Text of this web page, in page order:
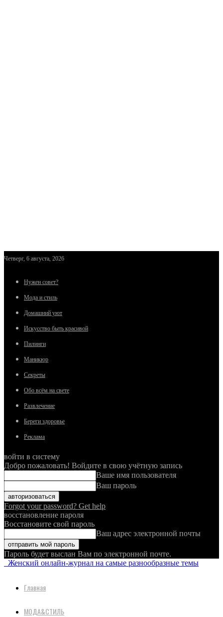
Четверг, 6 августа, 2026
Нужен совет?
Мода и стиль
Домашний уют
Искусство быть красивой
Пилинги
Маникюр
Секреты
Обо всём на свете
Развлечение
Береги здоровье
Реклама
войти в систему
Добро пожаловать! Войдите в свою учётную запись
Ваше имя пользователя
Ваш пароль
Forgot your password? Get help
восстановление пароля
Восстановите свой пароль
Ваш адрес электронной почты
Пароль будет выслан Вам по электронной почте.
Женский онлайн-журнал на самые разнообразные темы
Главная
МОДА&СТИЛЬ